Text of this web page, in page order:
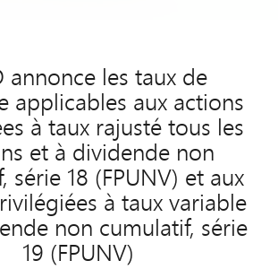
annonce les taux de
applicables aux actions
à taux rajusté tous les
et à dividende non
série 18 (FPUNV) et aux
à taux variable
non cumulatif, série
19 (FPUNV)